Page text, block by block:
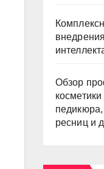
Обзор
ресниц и